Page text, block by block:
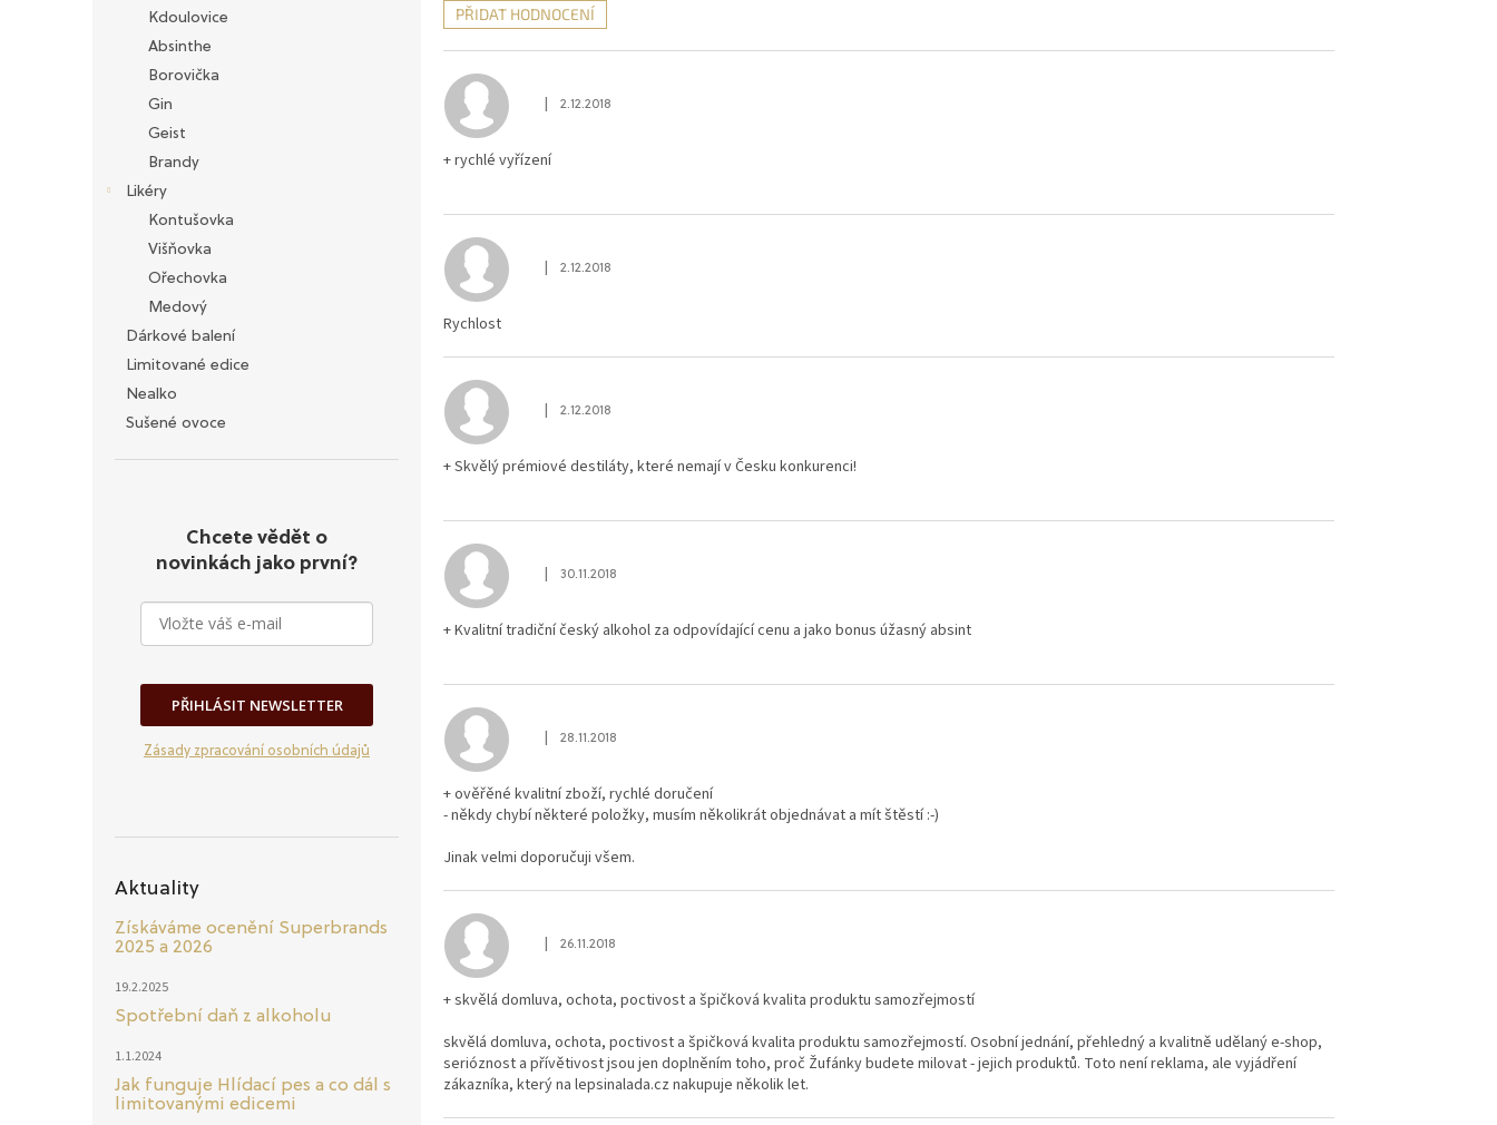
Kdoulovice
Absinthe
Borovička
Gin
Geist
Brandy
Likéry
Kontušovka
Višňovka
Ořechovka
Medový
Dárkové balení
Limitované edice
Nealko
Sušené ovoce
Chcete vědět o
novinkách jako první?
PŘIHLÁSIT NEWSLETTER
Zásady zpracování osobních údajů
Aktuality
Získáváme ocenění Superbrands
2025 a 2026
19.2.2025
Spotřební daň z alkoholu
1.1.2024
Jak funguje Hlídací pes a co dál s
limitovanými edicemi
PŘIDAT HODNOCENÍ
p
i
h
d
o
c
n
í
Hodnocení obchodu je 5 z 5 hvězdiček.
2.12.2018
+ rychlé vyřízení
Hodnocení obchodu je 5 z 5 hvězdiček.
2.12.2018
Rychlost
Hodnocení obchodu je 5 z 5 hvězdiček.
2.12.2018
+ Skvělý prémiové destiláty, které nemají v Česku konkurenci!
Hodnocení obchodu je 5 z 5 hvězdiček.
30.11.2018
+ Kvalitní tradiční český alkohol za odpovídající cenu a jako bonus úžasný absint
Hodnocení obchodu je 4 z 5 hvězdiček.
28.11.2018
+ ověřěné kvalitní zboží, rychlé doručení
- někdy chybí některé položky, musím několikrát objednávat a mít štěstí :-)
Jinak velmi doporučuji všem.
Hodnocení obchodu je 5 z 5 hvězdiček.
26.11.2018
+ skvělá domluva, ochota, poctivost a špičková kvalita produktu samozřejmostí
skvělá domluva, ochota, poctivost a špičková kvalita produktu samozřejmostí. Osobní jednání, přehledný a kvalitně udělaný e-shop,
serióznost a přívětivost jsou jen doplněním toho, proč Žufánky budete milovat - jejich produktů. Toto není reklama, ale vyjádření
zákazníka, který na lepsinalada.cz nakupuje několik let.